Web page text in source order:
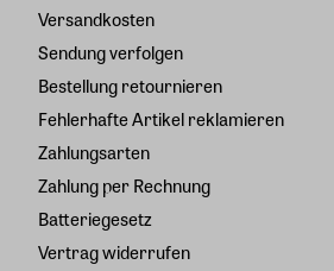
Versandkosten
Sendung verfolgen
Bestellung retournieren
Fehlerhafte Artikel reklamieren
Zahlungsarten
Zahlung per Rechnung
Batteriegesetz
Vertrag widerrufen